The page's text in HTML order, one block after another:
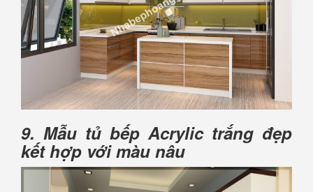
9. Mẫu tủ bếp Acrylic trắng đẹp
kết hợp với màu nâu